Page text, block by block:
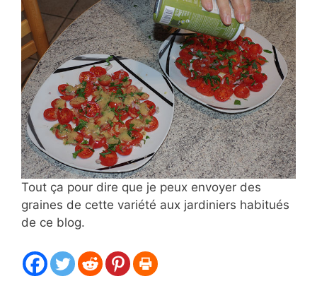
Tout ça pour dire que je peux envoyer des
graines de cette variété aux jardiniers habitués
de ce blog.